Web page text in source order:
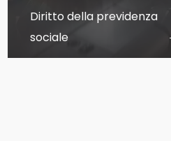
Diritto della previdenza
sociale